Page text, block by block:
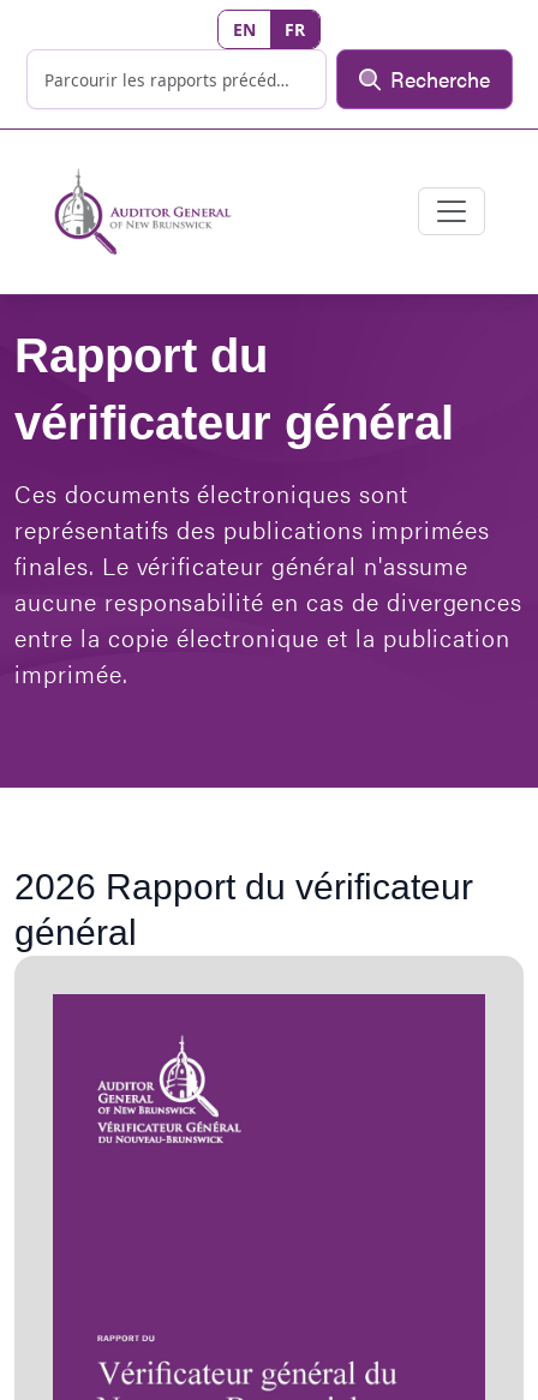
Recherche
EN FR
Rapport du
vérificateur général
Ces documents électroniques sont
représentatifs des publications imprimées
finales. Le vérificateur général n'assume
aucune responsabilité en cas de divergences
entre la copie électronique et la publication
imprimée.
2026 Rapport du vérificateur
général